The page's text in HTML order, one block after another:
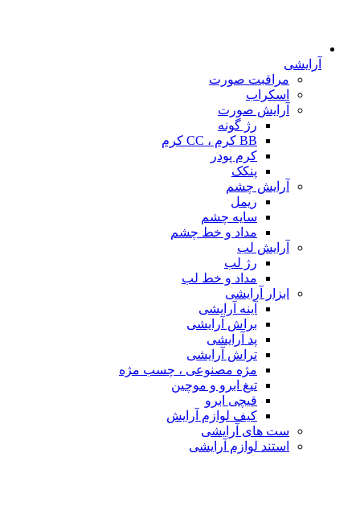
آرایشی
مراقبت صورت
اسکراب
آرایش صورت
رژ گونه
BB کرم ، CC کرم
کرم پودر
پنکک
آرایش چشم
ریمل
سایه چشم
مداد و خط چشم
آرایش لب
رژ لب
مداد و خط لب
ابزار آرایشی
آینه آرایشی
براش آرایشی
پد آرایشی
تراش آرایشی
مژه مصنوعی ، چسب مژه
تیغ ابرو و موچین
قیچی ابرو
کیف لوازم آرایش
ست های آرایشی
استند لوازم آرایشی